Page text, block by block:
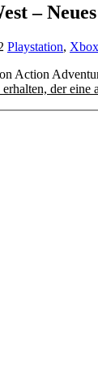
–
Playstation, Xbox
Action
der eine